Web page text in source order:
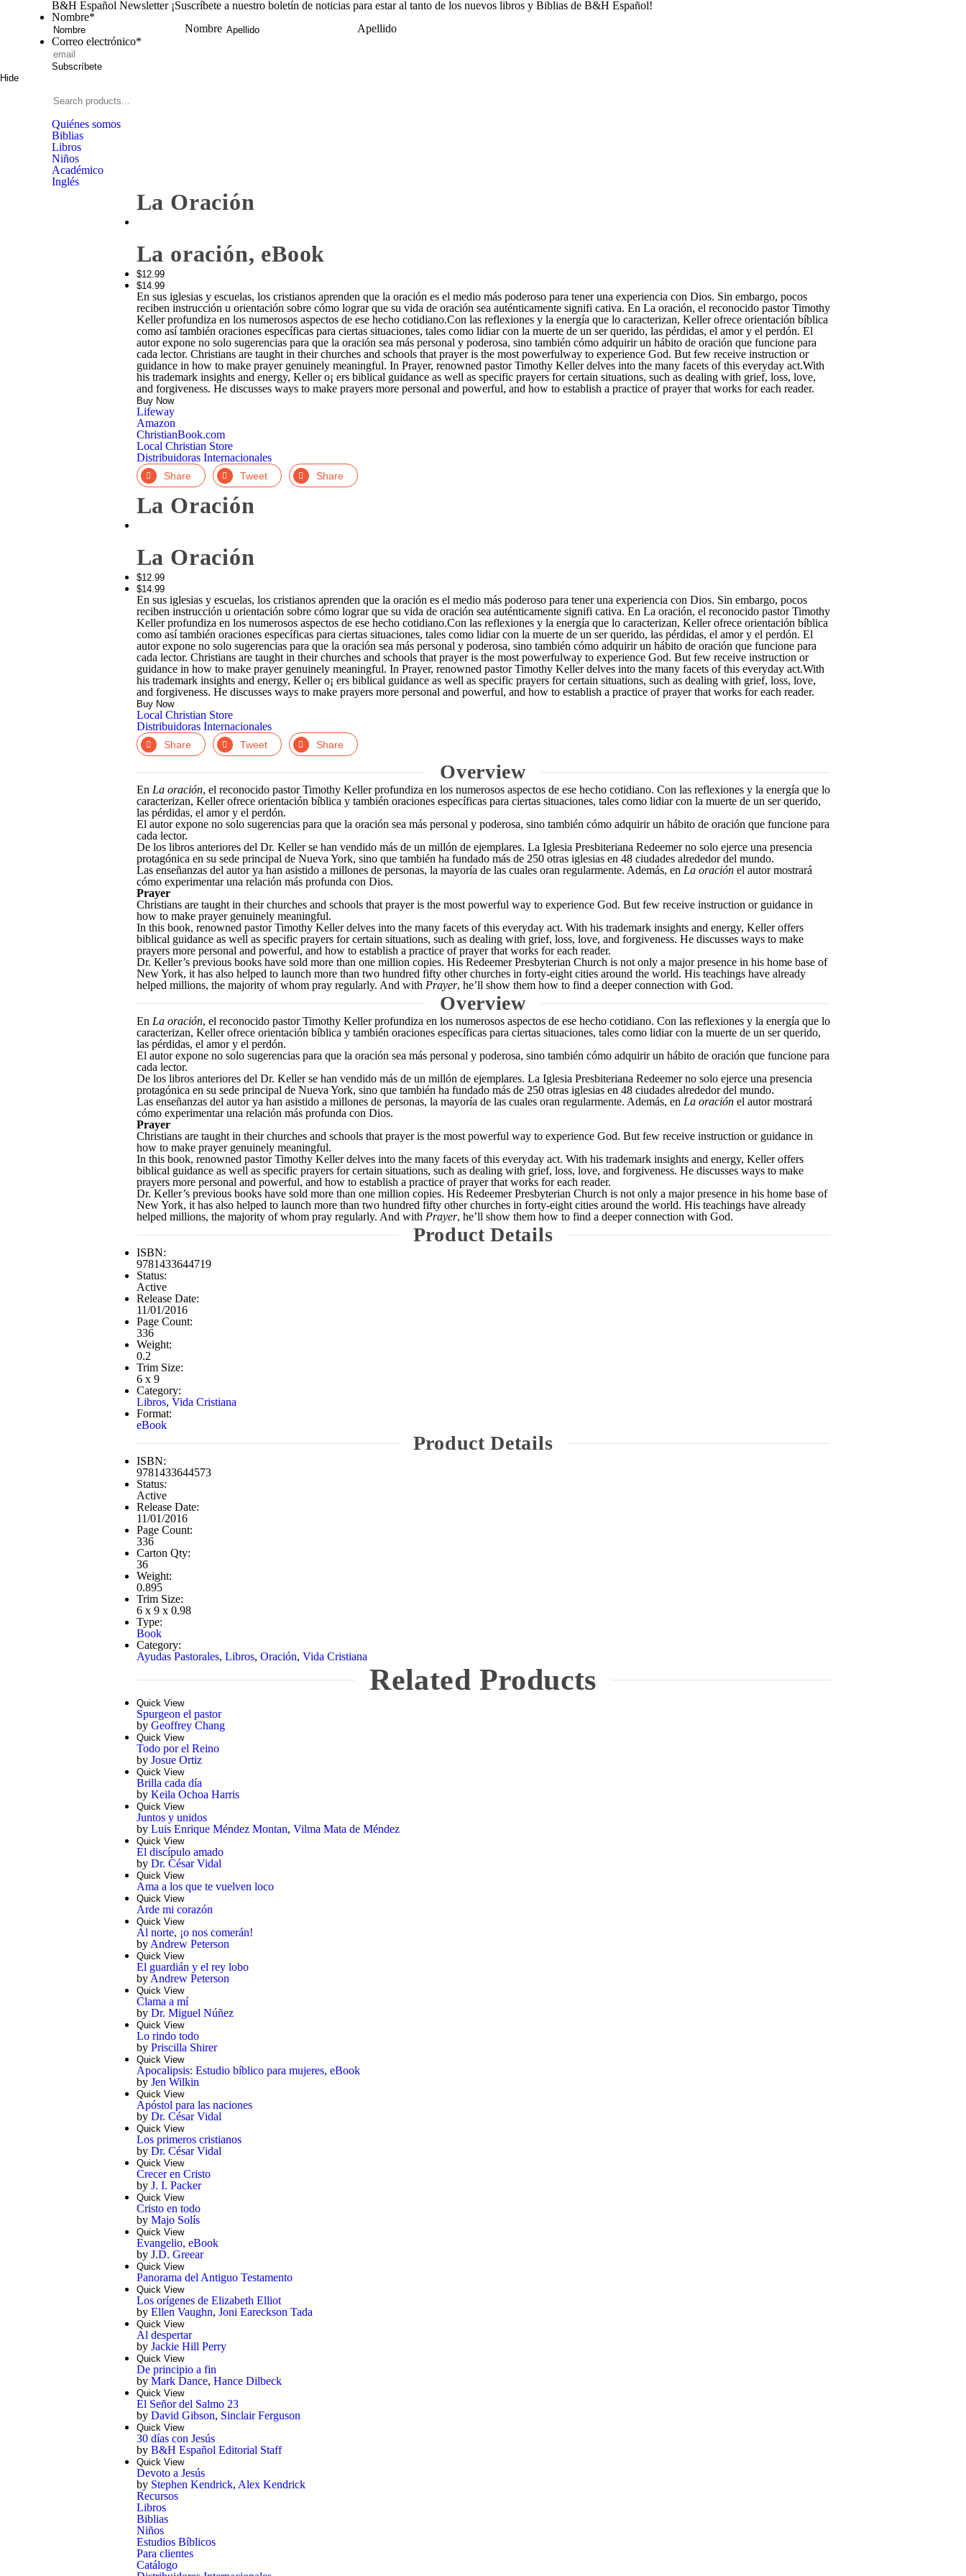
B&H Español Newsletter ¡Suscríbete a nuestro boletín de noticias para estar al tanto de los nuevos libros y Biblias de B&H Español!
Nombre*
Nombre
Apellido
Correo electrónico*
Subscríbete
Hide
Español
Quiénes somos
Biblias
Libros
Niños
Académico
Inglés
La Oración
La oración, eBook
$12.99
$14.99
En sus iglesias y escuelas, los cristianos aprenden que la oración es el medio más poderoso para tener una experiencia con Dios. Sin embargo, pocos
reciben instrucción u orientación sobre cómo lograr que su vida de oración sea auténticamente signifi cativa. En La oración, el reconocido pastor Timothy
Keller profundiza en los numerosos aspectos de ese hecho cotidiano.Con las reflexiones y la energía que lo caracterizan, Keller ofrece orientación bíblica
como así también oraciones específicas para ciertas situaciones, tales como lidiar con la muerte de un ser querido, las pérdidas, el amor y el perdón. El
autor expone no solo sugerencias para que la oración sea más personal y poderosa, sino también cómo adquirir un hábito de oración que funcione para
cada lector. Christians are taught in their churches and schools that prayer is the most powerfulway to experience God. But few receive instruction or
guidance in how to make prayer genuinely meaningful. In Prayer, renowned pastor Timothy Keller delves into the many facets of this everyday act.With
his trademark insights and energy, Keller o¡ ers biblical guidance as well as specific prayers for certain situations, such as dealing with grief, loss, love,
and forgiveness. He discusses ways to make prayers more personal and powerful, and how to establish a practice of prayer that works for each reader.
Buy Now
Lifeway
Amazon
ChristianBook.com
Local Christian Store
Distribuidoras Internacionales
Facebook Twitter LinkedIn
La Oración
La Oración
$12.99
$14.99
En sus iglesias y escuelas, los cristianos aprenden que la oración es el medio más poderoso para tener una experiencia con Dios. Sin embargo, pocos
reciben instrucción u orientación sobre cómo lograr que su vida de oración sea auténticamente signifi cativa. En La oración, el reconocido pastor Timothy
Keller profundiza en los numerosos aspectos de ese hecho cotidiano.Con las reflexiones y la energía que lo caracterizan, Keller ofrece orientación bíblica
como así también oraciones específicas para ciertas situaciones, tales como lidiar con la muerte de un ser querido, las pérdidas, el amor y el perdón. El
autor expone no solo sugerencias para que la oración sea más personal y poderosa, sino también cómo adquirir un hábito de oración que funcione para
cada lector. Christians are taught in their churches and schools that prayer is the most powerfulway to experience God. But few receive instruction or
guidance in how to make prayer genuinely meaningful. In Prayer, renowned pastor Timothy Keller delves into the many facets of this everyday act.With
his trademark insights and energy, Keller o¡ ers biblical guidance as well as specific prayers for certain situations, such as dealing with grief, loss, love,
and forgiveness. He discusses ways to make prayers more personal and powerful, and how to establish a practice of prayer that works for each reader.
Buy Now
Local Christian Store
Distribuidoras Internacionales
Facebook Twitter LinkedIn
Overview
En La oración, el reconocido pastor Timothy Keller profundiza en los numerosos aspectos de ese hecho cotidiano. Con las reflexiones y la energía que lo
caracterizan, Keller ofrece orientación bíblica y también oraciones específicas para ciertas situaciones, tales como lidiar con la muerte de un ser querido,
las pérdidas, el amor y el perdón.
El autor expone no solo sugerencias para que la oración sea más personal y poderosa, sino también cómo adquirir un hábito de oración que funcione para
cada lector.
De los libros anteriores del Dr. Keller se han vendido más de un millón de ejemplares. La Iglesia Presbiteriana Redeemer no solo ejerce una presencia
protagónica en su sede principal de Nueva York, sino que también ha fundado más de 250 otras iglesias en 48 ciudades alrededor del mundo.
Las enseñanzas del autor ya han asistido a millones de personas, la mayoría de las cuales oran regularmente. Además, enLa oraciónel autor mostrará
cómo experimentar una relación más profunda con Dios.
Prayer
Christians are taught in their churches and schools that prayer is the most powerful way to experience God. But few receive instruction or guidance in
how to make prayer genuinely meaningful.
In this book, renowned pastor Timothy Keller delves into the many facets of this everyday act. With his trademark insights and energy, Keller offers
biblical guidance as well as specific prayers for certain situations, such as dealing with grief, loss, love, and forgiveness. He discusses ways to make
prayers more personal and powerful, and how to establish a practice of prayer that works for each reader.
Dr. Keller’s previous books have sold more than one million copies. His Redeemer Presbyterian Church is not only a major presence in his home base of
New York, it has also helped to launch more than two hundred fifty other churches in forty-eight cities around the world. His teachings have already
helped millions, the majority of whom pray regularly. And with Prayer, he’ll show them how to find a deeper connection with God.
Overview
En La oración, el reconocido pastor Timothy Keller profundiza en los numerosos aspectos de ese hecho cotidiano. Con las reflexiones y la energía que lo
caracterizan, Keller ofrece orientación bíblica y también oraciones específicas para ciertas situaciones, tales como lidiar con la muerte de un ser querido,
las pérdidas, el amor y el perdón.
El autor expone no solo sugerencias para que la oración sea más personal y poderosa, sino también cómo adquirir un hábito de oración que funcione para
cada lector.
De los libros anteriores del Dr. Keller se han vendido más de un millón de ejemplares. La Iglesia Presbiteriana Redeemer no solo ejerce una presencia
protagónica en su sede principal de Nueva York, sino que también ha fundado más de 250 otras iglesias en 48 ciudades alrededor del mundo.
Las enseñanzas del autor ya han asistido a millones de personas, la mayoría de las cuales oran regularmente. Además, enLa oraciónel autor mostrará
cómo experimentar una relación más profunda con Dios.
Prayer
Christians are taught in their churches and schools that prayer is the most powerful way to experience God. But few receive instruction or guidance in
how to make prayer genuinely meaningful.
In this book, renowned pastor Timothy Keller delves into the many facets of this everyday act. With his trademark insights and energy, Keller offers
biblical guidance as well as specific prayers for certain situations, such as dealing with grief, loss, love, and forgiveness. He discusses ways to make
prayers more personal and powerful, and how to establish a practice of prayer that works for each reader.
Dr. Keller’s previous books have sold more than one million copies. His Redeemer Presbyterian Church is not only a major presence in his home base of
New York, it has also helped to launch more than two hundred fifty other churches in forty-eight cities around the world. His teachings have already
helped millions, the majority of whom pray regularly. And with Prayer, he’ll show them how to find a deeper connection with God.
Product Details
ISBN:
9781433644719
Status:
Active
Release Date:
11/01/2016
Page Count:
336
Weight:
0.2
Trim Size:
6 x 9
Category:
Libros, Vida Cristiana
Format:
eBook
Product Details
ISBN:
9781433644573
Status:
Active
Release Date:
11/01/2016
Page Count:
336
Carton Qty:
36
Weight:
0.895
Trim Size:
6 x 9 x 0.98
Type:
Book
Category:
Ayudas Pastorales, Libros, Oración, Vida Cristiana
Related Products
Quick View
Spurgeon el pastor
by Geoffrey Chang
Quick View
Todo por el Reino
by Josue Ortiz
Quick View
Brilla cada día
by Keila Ochoa Harris
Quick View
Juntos y unidos
by Luis Enrique Méndez Montan, Vilma Mata de Méndez
Quick View
El discípulo amado
by Dr. César Vidal
Quick View
Ama a los que te vuelven loco
Quick View
Arde mi corazón
Quick View
Al norte, ¡o nos comerán!
byAndrew Peterson
Quick View
El guardián y el rey lobo
byAndrew Peterson
Quick View
Clama a mí
by Dr. Miguel Núñez
Quick View
Lo rindo todo
by Priscilla Shirer
Quick View
Apocalipsis: Estudio bíblico para mujeres, eBook
by Jen Wilkin
Quick View
Apóstol para las naciones
by Dr. César Vidal
Quick View
Los primeros cristianos
by Dr. César Vidal
Quick View
Crecer en Cristo
by J. I. Packer
Quick View
Cristo en todo
by Majo Solís
Quick View
Evangelio, eBook
by J.D. Greear
Quick View
Panorama del Antiguo Testamento
Quick View
Los orígenes de Elizabeth Elliot
by Ellen Vaughn, Joni Eareckson Tada
Quick View
Al despertar
by Jackie Hill Perry
Quick View
De principio a fin
by Mark Dance, Hance Dilbeck
Quick View
El Señor del Salmo 23
by David Gibson, Sinclair Ferguson
Quick View
30 días con Jesús
by B&H Español Editorial Staff
Quick View
Devoto a Jesús
by Stephen Kendrick, Alex Kendrick
Recursos
Libros
Biblias
Niños
Estudios Bíblicos
Para clientes
Catálogo